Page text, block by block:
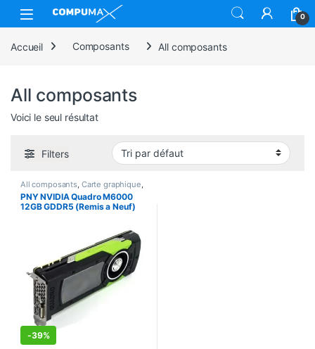
Skip to navigation
Skip to content
Open 0
Accueil Composants All composants
All composants
Voici le seul résultat
Filters
All composants Carte graphique
Cartes graphique prod,
Composants
PNY NVIDIA Quadro M6000
12GB GDDR5 (Remis a Neuf)
-39%